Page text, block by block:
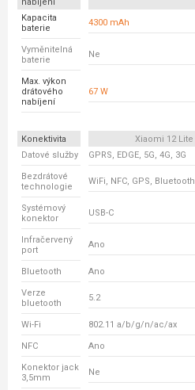
Kapacita
baterie
4300 mAh
Vyměnitelná
baterie
Ne
Max. výkon
drátového
nabíjení
67 W
Konektivita Xiaomi 12 Lite
Datové služby
GPRS, EDGE, 5G, 4G, 3G
Bezdrátové
technologie
WiFi, NFC, GPS, Bluetooth
Systémový
konektor
USB-C
Infračervený
port
Ano
Bluetooth Ano
Verze
bluetooth
5.2
Wi-Fi 802.11 a/b/g/n/ac/ax
NFC Ano
Konektor jack
3,5mm
Ne